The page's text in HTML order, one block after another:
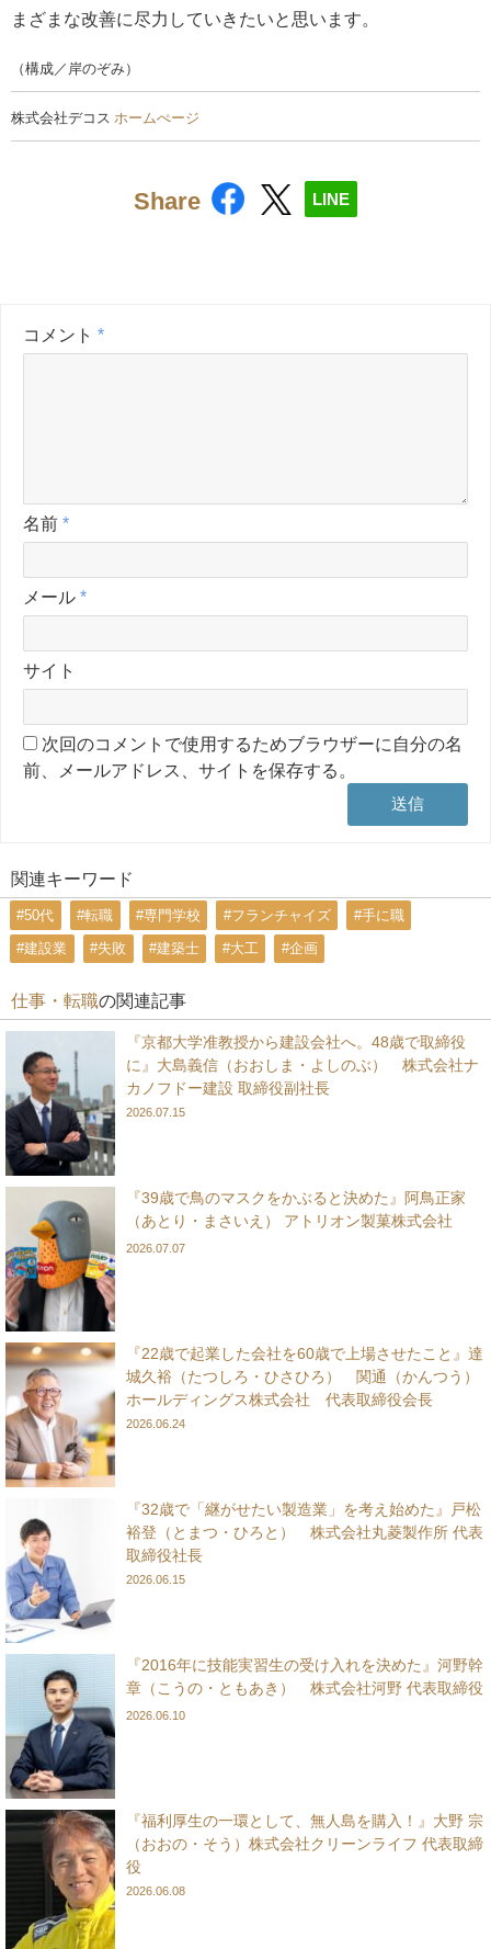
まざまな改善に尽力していきたいと思います。
（構成／岸のぞみ）
株式会社デコス ホームぺージ
Share LINE
コメント *
名前 *
メール *
サイト
次回のコメントで使用するためブラウザーに自分の名
前、メールアドレス、サイトを保存する。
関連キーワード
#50代 #転職 #専門学校 #フランチャイズ #手に職
#建設業 #失敗 #建築士 #大工 #企画
仕事・転職の関連記事
『京都大学准教授から建設会社へ。48歳で取締役
に』大島義信（おおしま・よしのぶ） 株式会社ナ
カノフドー建設 取締役副社長
2026.07.15
『39歳で鳥のマスクをかぶると決めた』阿鳥正家
（あとり・まさいえ） アトリオン製菓株式会社
2026.07.07
『22歳で起業した会社を60歳で上場させたこと』達
城久裕（たつしろ・ひさひろ） 関通（かんつう）
ホールディングス株式会社 代表取締役会長
2026.06.24
『32歳で「継がせたい製造業」を考え始めた』戸松
裕登（とまつ・ひろと） 株式会社丸菱製作所 代表
取締役社長
2026.06.15
『2016年に技能実習生の受け入れを決めた』河野幹
章（こうの・ともあき） 株式会社河野 代表取締役
2026.06.10
『福利厚生の一環として、無人島を購入！』大野 宗
（おおの・そう）株式会社クリーンライフ 代表取締
役
2026.06.08